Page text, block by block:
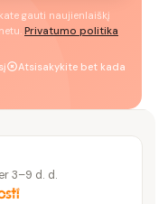
gauti naujienlaiškį
Privatumo politika
Atsisakykite bet kada
3–9 d. d.